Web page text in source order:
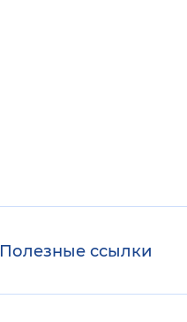
Полезные ссылки